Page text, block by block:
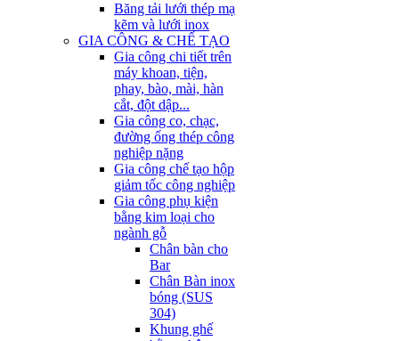
Băng tải lưới thép mạ
kẽm và lưới inox
GIA CÔNG & CHẾ TẠO
Gia công chi tiết trên
máy khoan, tiện,
phay, bào, mài, hàn
cắt, đột dập...
Gia công co, chạc,
đường ống thép công
nghiệp nặng
Gia công chế tạo hộp
giảm tốc công nghiệp
Gia công phụ kiện
bằng kim loại cho
ngành gỗ
Chân bàn cho
Bar
Chân Bàn inox
bóng (SUS
304)
Khung ghế